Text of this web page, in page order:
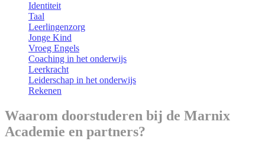
Identiteit
Taal
Leerlingenzorg
Jonge Kind
Vroeg Engels
Coaching in het onderwijs
Leerkracht
Leiderschap in het onderwijs
Rekenen
Waarom doorstuderen bij de Marnix
Academie en partners?